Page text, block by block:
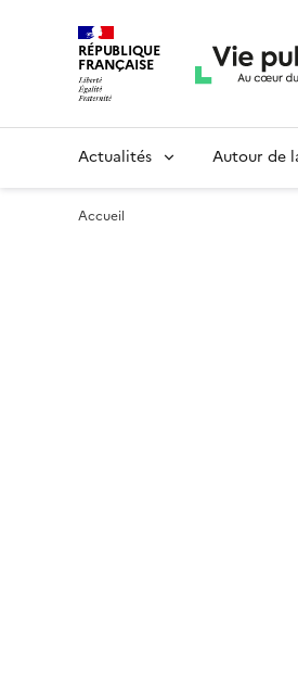
RÉPUBLIQUE
FRANÇAISE
Actualités Autour de
Accueil